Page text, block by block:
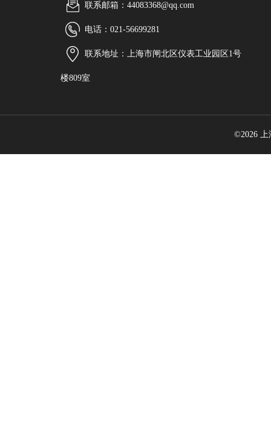
联系邮箱：44083368@qq.com
电话：021-56699281
联系地址：上海市闸北区仪表工业园区1号
楼809室
©2026